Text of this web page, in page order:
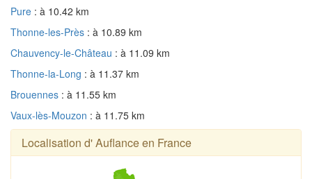
Pure : à 10.42 km
Thonne-les-Près : à 10.89 km
Chauvency-le-Château : à 11.09 km
Thonne-la-Long : à 11.37 km
Brouennes : à 11.55 km
Vaux-lès-Mouzon : à 11.75 km
Localisation d' Auflance en France